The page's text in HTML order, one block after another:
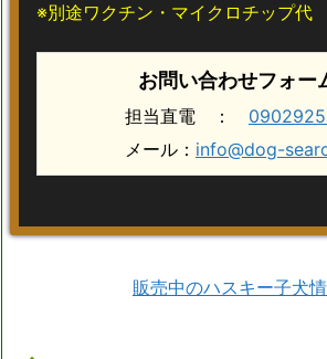
※別途ワクチン・マイクロチップ代
お問い合わせフォー
担当直電 ：
メール： info@dog-
販売中のハスキー子犬